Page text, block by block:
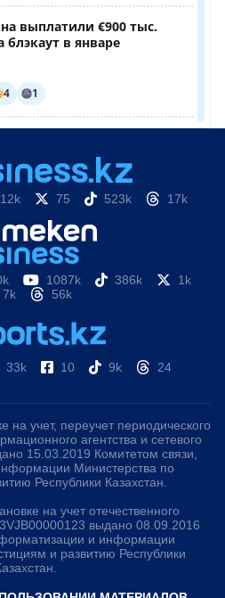
12k 75 523k 17k
1087k 386k
1k
7k
56k
33k 10 9k 24
на учет, переучет периодического
агентства и сетевого
15.03.2019 Комитетом связи,
Министерства по
Республики Казахстан.
на учет отечественного
выдано 08.09.2016
и информации
и развитию Республики